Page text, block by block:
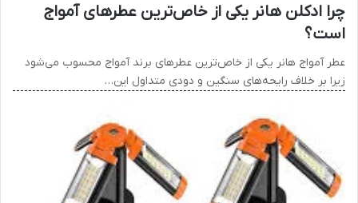
چرا ادکلن هانر یکی از خاص‌ترین عطرهای آمواج
است؟
عطر آمواج هانر یکی از خاص‌ترین عطرهای برند آمواج محسوب می‌شود
زیرا بر خلاف رایحه‌های سنگین و دودی متداول این…